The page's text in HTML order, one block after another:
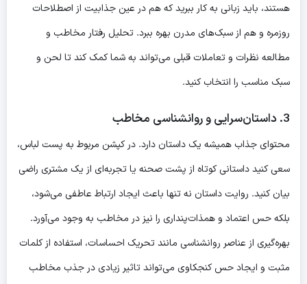
هستند، باید زبانی به کار ببرید که هم در عین جذابیت از اصطلاحات
روزمره و هم از سبک‌های مدرن بهره ببرد. تحلیل رفتار مخاطب و
مطالعه نظرات و تعاملات قبلی می‌تواند به شما کمک کند تا لحن و
سبک مناسب را انتخاب کنید.
3. داستان‌سرایی و روانشناسی مخاطب
محتوای جذاب همیشه یک داستان دارد. در کپشن مربوط به پست لباس،
سعی کنید داستانی کوتاه از پشت صحنه یا تجربه‌ای از یک مشتری راضی
بیان کنید. روایت داستان نه تنها باعث ایجاد ارتباط عاطفی می‌شود،
بلکه حس اعتماد و همذات‌پنداری را نیز در مخاطب به وجود می‌آورد.
بهره‌گیری از عناصر روانشناسی مانند تحریک احساسات، استفاده از کلمات
مثبت و ایجاد حس کنجکاوی می‌تواند تاثیر زیادی در جذب مخاطب